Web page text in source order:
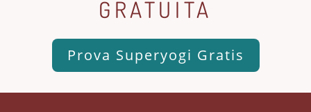
GRATUITA
Prova Superyogi Gratis